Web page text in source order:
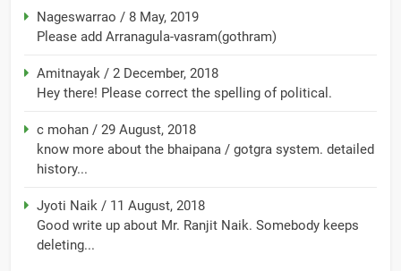
Nageswarrao / 8 May, 2019
Please add Arranagula-vasram(gothram)
Amitnayak / 2 December, 2018
Hey there! Please correct the spelling of political.
c mohan / 29 August, 2018
know more about the bhaipana / gotgra system. detailed
history...
Jyoti Naik / 11 August, 2018
Good write up about Mr. Ranjit Naik. Somebody keeps
deleting...